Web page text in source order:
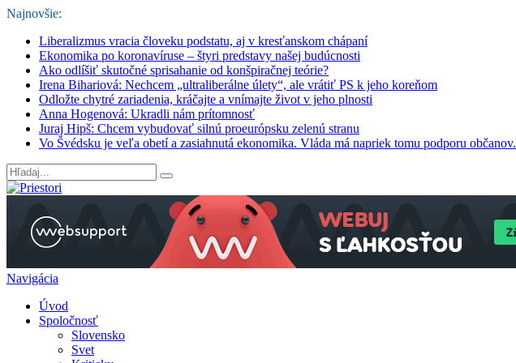
Najnovšie:
Liberalizmus vracia človeku podstatu, aj v kresťanskom chápaní
Ekonomika po koronavíruse – štyri predstavy našej budúcnosti
Ako odlíšiť skutočné sprisahanie od konšpiračnej teórie?
Irena Bihariová: Nechcem „ultraliberálne úlety“, ale vrátiť PS k jeho koreňom
Odložte chytré zariadenia, kráčajte a vnímajte život v jeho plnosti
Anna Hogenová: Ukradli nám prítomnosť
Juraj Hipš: Chcem vybudovať silnú proeurópsku zelenú stranu
Vo Švédsku je veľa obetí a zasiahnutá ekonomika. Vláda má napriek tomu podporu občanov.
Navigácia
Úvod
Spoločnosť
Slovensko
Svet